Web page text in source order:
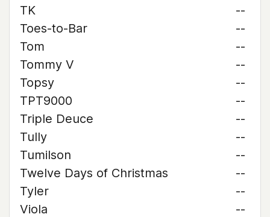
TK
--
Toes-to-Bar
--
Tom
--
Tommy V
--
Topsy
--
TPT9000
--
Triple Deuce
--
Tully
--
Tumilson
--
Twelve Days of Christmas
--
Tyler
--
Viola
--